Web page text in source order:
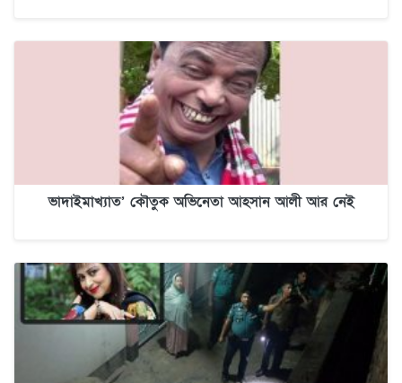
ভাদাইমাখ্যাত’ কৌতুক অভিনেতা আহসান আলী আর নেই